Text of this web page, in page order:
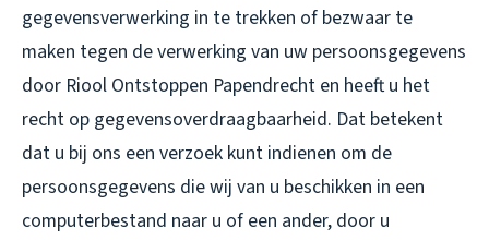
gegevensverwerking in te trekken of bezwaar te
maken tegen de verwerking van uw persoonsgegevens
door Riool Ontstoppen Papendrecht en heeft u het
recht op gegevensoverdraagbaarheid. Dat betekent
dat u bij ons een verzoek kunt indienen om de
persoonsgegevens die wij van u beschikken in een
computerbestand naar u of een ander, door u